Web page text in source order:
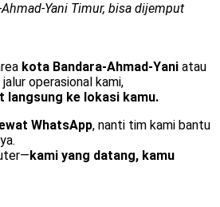
Yani Timur, bisa dijemput
kota Bandara-Ahmad-Yani atau
operasional kami,
langsung ke lokasi kamu.
WhatsApp, nanti tim kami bantu
kami yang datang, kamu